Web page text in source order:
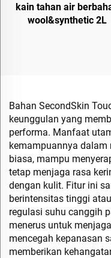
kain tahan air
wool&synthetic 2L
Bahan SecondSkin
keunggulan yang
performa. Manfaat
kemampuannya dalam
biasa, mampu
tetap menjaga rasa
dengan kulit. Fitur ini
berintensitas tinggi
regulasi suhu canggih
menerus untuk
mencegah kepanasan
memberikan